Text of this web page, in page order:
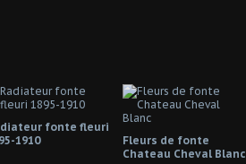
fonte fleuri
1910
Fleurs de fonte
Chateau Cheval Blanc